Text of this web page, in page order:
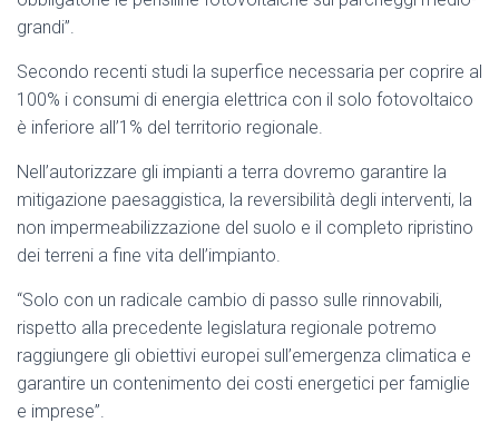
grandi”.
Secondo recenti studi la superfice necessaria per coprire al
100% i consumi di energia elettrica con il solo fotovoltaico
è inferiore all’1% del territorio regionale.
Nell’autorizzare gli impianti a terra dovremo garantire la
mitigazione paesaggistica, la reversibilità degli interventi, la
non impermeabilizzazione del suolo e il completo ripristino
dei terreni a fine vita dell’impianto.
“Solo con un radicale cambio di passo sulle rinnovabili,
rispetto alla precedente legislatura regionale potremo
raggiungere gli obiettivi europei sull’emergenza climatica e
garantire un contenimento dei costi energetici per famiglie
e imprese”.